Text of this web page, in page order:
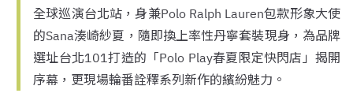
全球巡演台北站，身兼Polo Ralph Lauren包款形象大使
的Sana湊崎紗夏，隨即換上率性丹寧套裝現身，為品牌
選址台北101打造的「Polo Play春夏限定快閃店」揭開
序幕，更現場輪番詮釋系列新作的繽紛魅力。